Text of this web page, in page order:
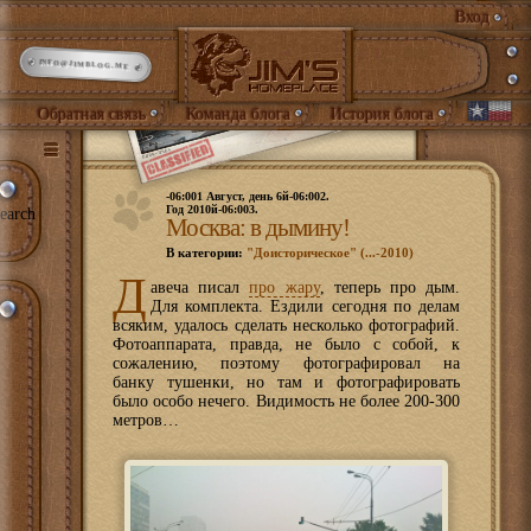
Вход
INFO@JIMBLOG.ME
Обратная связь Команда блога История блога
-06:001 Август, день 6й-06:002.
Год 2010й-06:003.
Москва: в дымину!
В категории: "Доисторическое" (...-2010)
Д авеча писалпро жару, теперь про дым.
Для комплекта. Ездили сегодня по делам
всяким, удалось сделать несколько фотографий.
Фотоаппарата, правда, не было с собой, к
сожалению, поэтому фотографировал на
банку тушенки, но там и фотографировать
было особо нечего. Видимость не более 200-300
метров…